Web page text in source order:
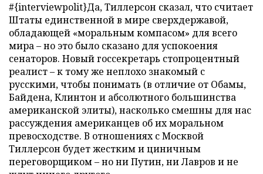
#{interviewpolit}Да, Тиллерсон сказал, что считает
Штаты единственной в мире сверхдержавой,
обладающей «моральным компасом» для всего
мира – но это было сказано для успокоения
сенаторов. Новый госсекретарь стопроцентный
реалист – к тому же неплохо знакомый с
русскими, чтобы понимать (в отличие от Обамы,
Байдена, Клинтон и абсолютного большинства
американской элиты), насколько смешны для нас
рассуждения американцев об их моральном
превосходстве. В отношениях с Москвой
Тиллерсон будет жестким и циничным
переговорщиком – но ни Путин, ни Лавров и не